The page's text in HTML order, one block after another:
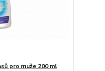
pro muže 200 ml